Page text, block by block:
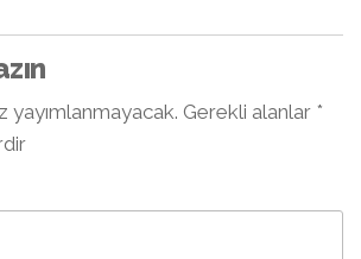
yayımlanmayacak. Gerekli alanlar *